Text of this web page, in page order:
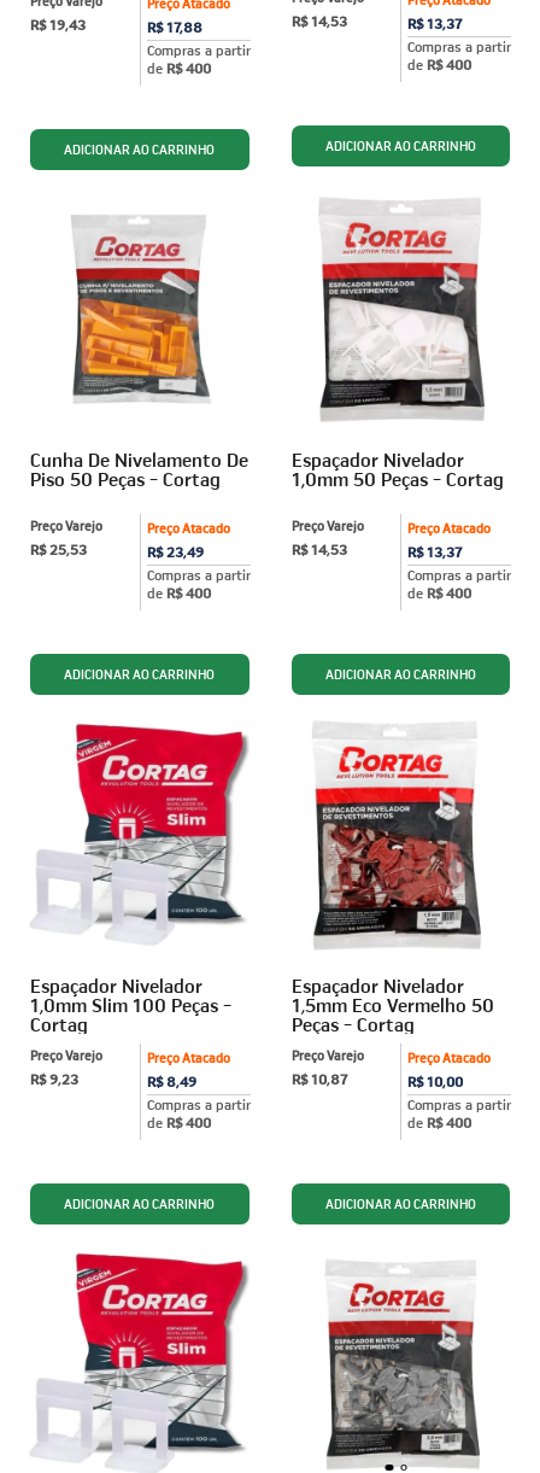
R$ 17,88
Compras a partir
de R$ 400
R$ 19,43
R$ 13,37
Compras a partir
de R$ 400
R$ 14,53
Cunha De Nivelamento De
Piso 50 Peças - Cortag
Preço Atacado
R$ 23,49
Compras a partir
de R$ 400
Preço Varejo
R$ 25,53
Espaçador Nivelador
1,0mm 50 Peças - Cortag
Preço Atacado
R$ 13,37
Compras a partir
de R$ 400
Preço Varejo
R$ 14,53
Espaçador Nivelador
1,0mm Slim 100 Peças -
Cortag
Preço Atacado
R$ 8,49
Compras a partir
de R$ 400
Preço Varejo
R$ 9,23
Espaçador Nivelador
1,5mm Eco Vermelho 50
Peças - Cortag
Preço Atacado
R$ 10,00
Compras a partir
de R$ 400
Preço Varejo
R$ 10,87